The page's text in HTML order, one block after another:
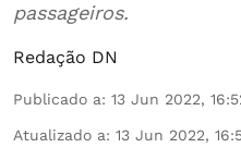
passageiros.
Redação DN
Publicado a: 13 Jun 2022,
Atualizado a: 13 Jun 2022,